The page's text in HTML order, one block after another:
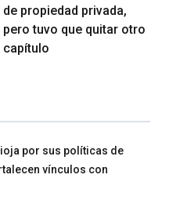
de propiedad privada,
pero tuvo que quitar otro
capítulo
por sus políticas de
vínculos con